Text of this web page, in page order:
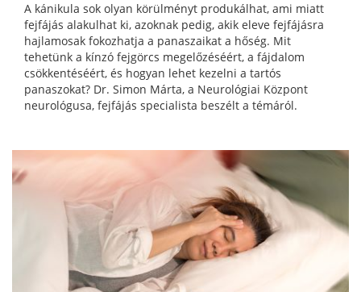
A kánikula sok olyan körülményt produkálhat, ami miatt
fejfájás alakulhat ki, azoknak pedig, akik eleve fejfájásra
hajlamosak fokozhatja a panaszaikat a hőség. Mit
tehetünk a kínzó fejgörcs megelőzéséért, a fájdalom
csökkentéséért, és hogyan lehet kezelni a tartós
panaszokat? Dr. Simon Márta, a Neurológiai Központ
neurológusa, fejfájás specialista beszélt a témáról.